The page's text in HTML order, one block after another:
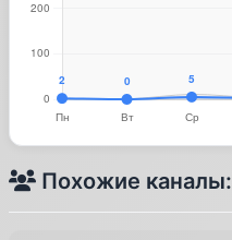
Похожие каналы: